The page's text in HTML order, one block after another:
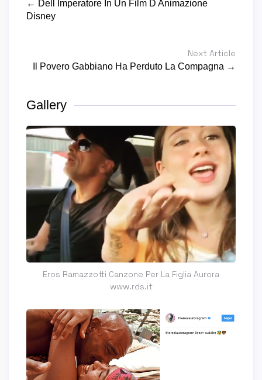
← Dell Imperatore In Un Film D Animazione
Disney
Next Article
Il Povero Gabbiano Ha Perduto La Compagna →
Gallery
Eros Ramazzotti Canzone Per La Figlia Aurora
www.rds.it